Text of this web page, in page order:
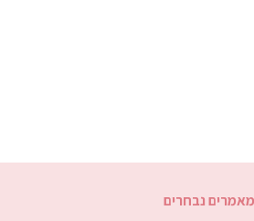
מאמרים נבחרים